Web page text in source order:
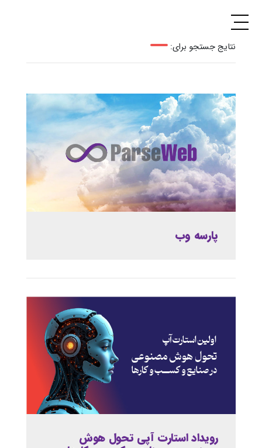
نتایج جستجو برای:
پارسه وب
رویداد استارت آپی تحول هوش